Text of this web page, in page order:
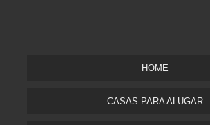
HOME
CASAS PARA ALUGAR